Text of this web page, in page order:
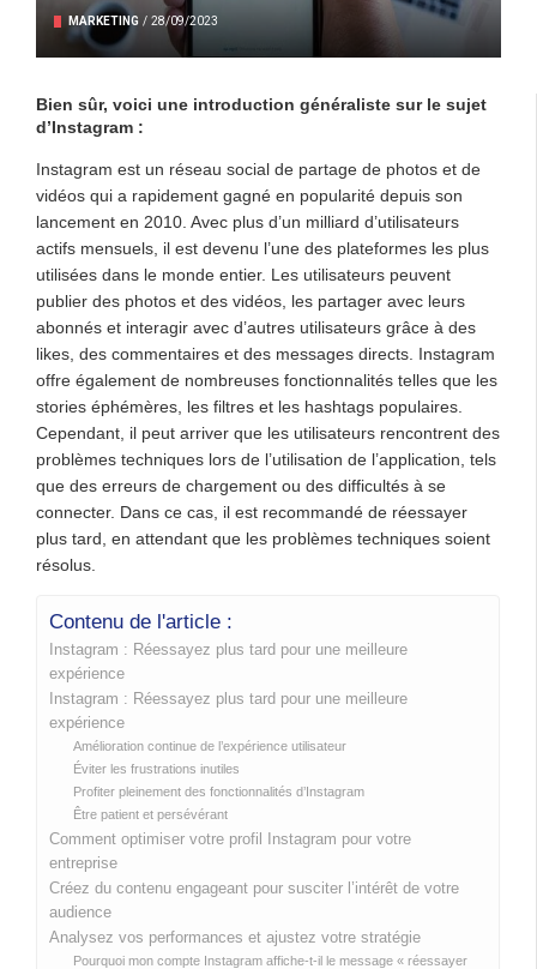
MARKETING / 28/09/2023
Bien sûr, voici une introduction généraliste sur le sujet
d’Instagram :
Instagram est un réseau social de partage de photos et de
vidéos qui a rapidement gagné en popularité depuis son
lancement en 2010. Avec plus d’un milliard d’utilisateurs
actifs mensuels, il est devenu l’une des plateformes les plus
utilisées dans le monde entier. Les utilisateurs peuvent
publier des photos et des vidéos, les partager avec leurs
abonnés et interagir avec d’autres utilisateurs grâce à des
likes, des commentaires et des messages directs. Instagram
offre également de nombreuses fonctionnalités telles que les
stories éphémères, les filtres et les hashtags populaires.
Cependant, il peut arriver que les utilisateurs rencontrent des
problèmes techniques lors de l’utilisation de l’application, tels
que des erreurs de chargement ou des difficultés à se
connecter. Dans ce cas, il est recommandé de réessayer
plus tard, en attendant que les problèmes techniques soient
résolus.
Contenu de l'article :
Instagram : Réessayez plus tard pour une meilleure
expérience
Instagram : Réessayez plus tard pour une meilleure
expérience
Amélioration continue de l’expérience utilisateur
Éviter les frustrations inutiles
Profiter pleinement des fonctionnalités d’Instagram
Être patient et persévérant
Comment optimiser votre profil Instagram pour votre
entreprise
Créez du contenu engageant pour susciter l’intérêt de votre
audience
Analysez vos performances et ajustez votre stratégie
Pourquoi mon compte Instagram affiche-t-il le message « réessayer